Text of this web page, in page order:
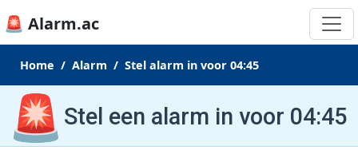
🚨 Alarm.ac
Home Alarm Stel alarm in voor 04:45
🚨 Stel een alarm in voor 04:45